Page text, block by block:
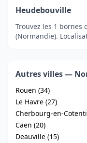
Heudebouville
Trouvez les 1 bornes
(Normandie).
Autres villes —
Rouen (34)
Le Havre (27)
Cherbourg-en-
Caen (20)
Deauville (15)